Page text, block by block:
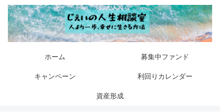
ホーム 募集中ファンド
キャンペーン 利回りカレンダー
資産形成